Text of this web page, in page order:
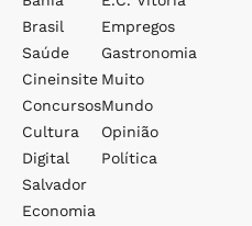
Brasil
Saúde
Cineinsite
Concursos
Cultura
Digital
Salvador
Economia
Empregos
Gastronomia
Muito
Mundo
Opinião
Política